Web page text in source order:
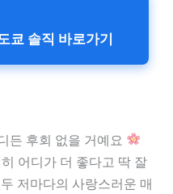
쿄 솔직 바로가기
든 후회 없을 거예요
어디가 더 좋다고 딱 잘
저마다의 사랑스러운 매